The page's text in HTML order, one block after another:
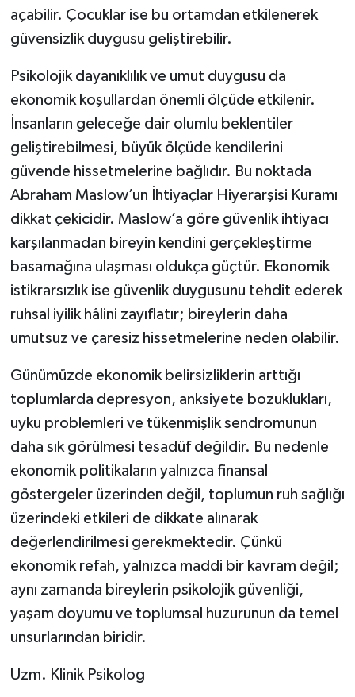
açabilir. Çocuklar ise bu ortamdan etkilenerek
güvensizlik duygusu geliştirebilir.
Psikolojik dayanıklılık ve umut duygusu da
ekonomik koşullardan önemli ölçüde etkilenir.
İnsanların geleceğe dair olumlu beklentiler
geliştirebilmesi, büyük ölçüde kendilerini
güvende hissetmelerine bağlıdır. Bu noktada
Abraham Maslow’un İhtiyaçlar Hiyerarşisi Kuramı
dikkat çekicidir. Maslow’a göre güvenlik ihtiyacı
karşılanmadan bireyin kendini gerçekleştirme
basamağına ulaşması oldukça güçtür. Ekonomik
istikrarsızlık ise güvenlik duygusunu tehdit ederek
ruhsal iyilik hâlini zayıflatır; bireylerin daha
umutsuz ve çaresiz hissetmelerine neden olabilir.
Günümüzde ekonomik belirsizliklerin arttığı
toplumlarda depresyon, anksiyete bozuklukları,
uyku problemleri ve tükenmişlik sendromunun
daha sık görülmesi tesadüf değildir. Bu nedenle
ekonomik politikaların yalnızca finansal
göstergeler üzerinden değil, toplumun ruh sağlığı
üzerindeki etkileri de dikkate alınarak
değerlendirilmesi gerekmektedir. Çünkü
ekonomik refah, yalnızca maddi bir kavram değil;
aynı zamanda bireylerin psikolojik güvenliği,
yaşam doyumu ve toplumsal huzurunun da temel
unsurlarından biridir.
Uzm. Klinik Psikolog